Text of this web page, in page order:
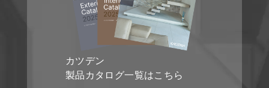
カツデン
製品カタログ一覧はこちら